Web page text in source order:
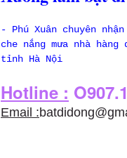
- Phú Xuân chuyên
che nắng mưa nhà
tỉnh Hà Nội
Hotline :
Email :